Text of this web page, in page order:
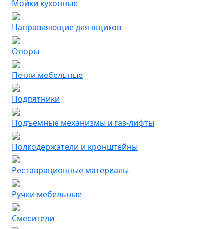
Мойки кухонные
Направляющие для ящиков
Опоры
Петли мебельные
Подпятники
Подъемные механизмы и газ-лифты
Полкодержатели и кронштейны
Реставрационные материалы
Ручки мебельные
Смесители